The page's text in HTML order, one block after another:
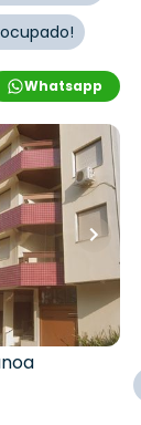
Whatsapp
•
Boianovski,